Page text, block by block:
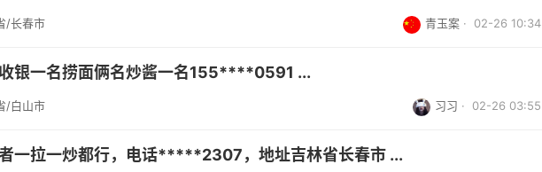
/长春市 青玉案 · 02-26 10:34
银一名捞面俩名炒酱一名155****0591 ...
/白山市 习习 · 02-26 03:55
一拉一炒都行，电话*****2307，地址吉林省长春市 ...